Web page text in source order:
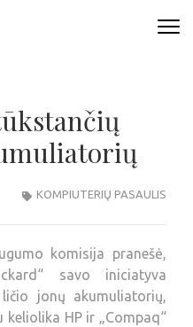
KOMPIUTERIŲ PASAULIS
komisija pranešė,
savo iniciatyva
jonų akumuliatorių,
HP ir „Compaq“